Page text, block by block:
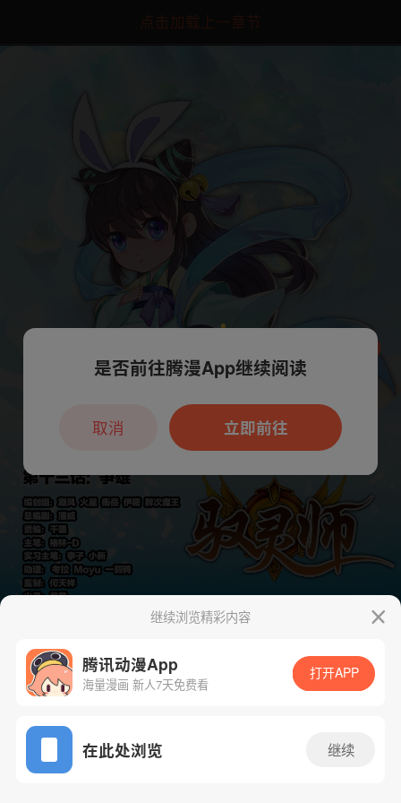
点击加载上一章节
App免费看
下一话 腾漫App免费看
继续浏览精彩内容
腾讯动漫App
海量漫画 新人7天免费看
打开APP
在此处浏览 继续
本章节仅支持App阅读，可打开App新用
户7天免费看
是否前往腾漫App继续阅读
立即前往
取消